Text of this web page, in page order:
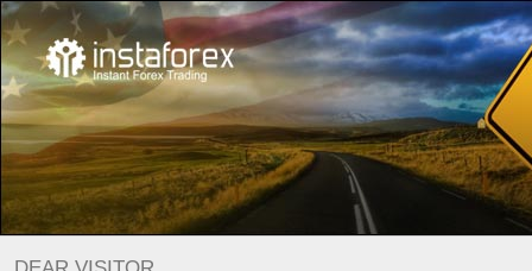
Трейдерам Трейд аналитика Трейд Обзоры
АНАЛИЗ РЫНКА ФОРЕКС –